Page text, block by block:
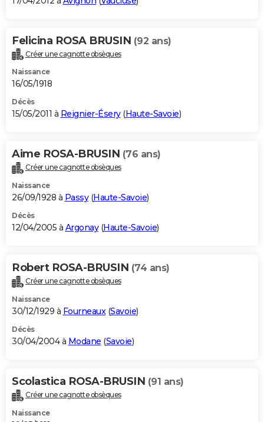
Felicina ROSA BRUSIN (92 ans)
Créer une cagnotte obsèques
Naissance
16/05/1918
Décès
15/05/2011 à Reignier-Ésery(Haute-Savoie)
Aime ROSA-BRUSIN (76 ans)
Créer une cagnotte obsèques
Naissance
26/09/1928 à Passy(Haute-Savoie)
Décès
12/04/2005 à Argonay(Haute-Savoie)
Robert ROSA-BRUSIN (74 ans)
Créer une cagnotte obsèques
Naissance
30/12/1929 à Fourneaux(Savoie)
Décès
30/04/2004 à Modane (Savoie)
Scolastica ROSA-BRUSIN (91 ans)
Créer une cagnotte obsèques
Naissance